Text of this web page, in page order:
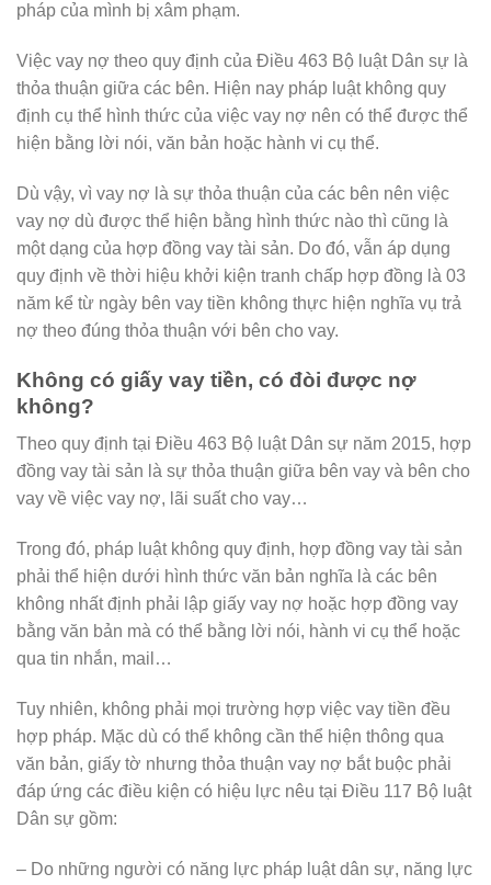
pháp của mình bị xâm phạm.
Việc vay nợ theo quy định của Điều 463 Bộ luật Dân sự là
thỏa thuận giữa các bên. Hiện nay pháp luật không quy
định cụ thể hình thức của việc vay nợ nên có thể được thể
hiện bằng lời nói, văn bản hoặc hành vi cụ thể.
Dù vậy, vì vay nợ là sự thỏa thuận của các bên nên việc
vay nợ dù được thể hiện bằng hình thức nào thì cũng là
một dạng của hợp đồng vay tài sản. Do đó, vẫn áp dụng
quy định về thời hiệu khởi kiện tranh chấp hợp đồng là 03
năm kể từ ngày bên vay tiền không thực hiện nghĩa vụ trả
nợ theo đúng thỏa thuận với bên cho vay.
Không có giấy vay tiền, có đòi được nợ
không?
Theo quy định tại Điều 463 Bộ luật Dân sự năm 2015, hợp
đồng vay tài sản là sự thỏa thuận giữa bên vay và bên cho
vay về việc vay nợ, lãi suất cho vay…
Trong đó, pháp luật không quy định, hợp đồng vay tài sản
phải thể hiện dưới hình thức văn bản nghĩa là các bên
không nhất định phải lập giấy vay nợ hoặc hợp đồng vay
bằng văn bản mà có thể bằng lời nói, hành vi cụ thể hoặc
qua tin nhắn, mail…
Tuy nhiên, không phải mọi trường hợp việc vay tiền đều
hợp pháp. Mặc dù có thể không cần thể hiện thông qua
văn bản, giấy tờ nhưng thỏa thuận vay nợ bắt buộc phải
đáp ứng các điều kiện có hiệu lực nêu tại Điều 117 Bộ luật
Dân sự gồm:
– Do những người có năng lực pháp luật dân sự, năng lực